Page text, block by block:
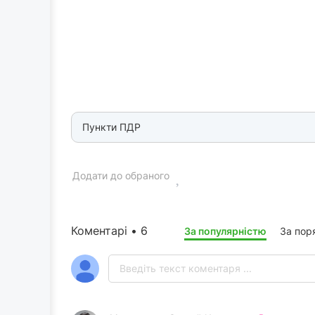
Пункти ПДР
Додати до обраного
Коментарі • 6 За популярністю За